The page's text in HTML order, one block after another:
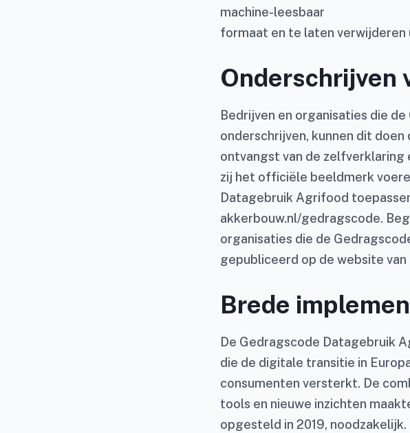
machine-leesbaar
formaat en te laten
Onderschrijven
Bedrijven en organisaties die
onderschrijven, kunnen dit
ontvangst van de
zij het officiële beeldmerk
Datagebruik Agrifood
akkerbouw.nl/gedragscode.
organisaties die de
gepubliceerd op de website van
Brede
De Gedragscode Datagebruik
die de digitale transitie in
consumenten versterkt. De
tools en nieuwe inzichten
opgesteld in 2019,